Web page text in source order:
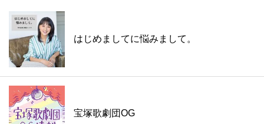
はじめましてに悩みまして。
宝塚歌劇団OG